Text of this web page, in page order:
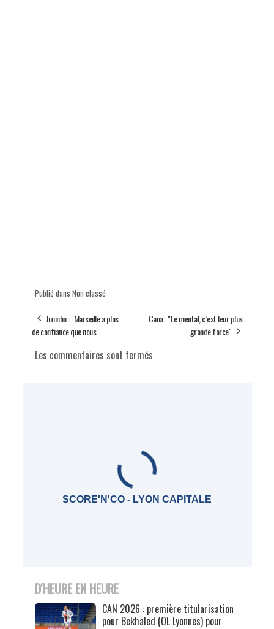
Publié dans Non classé
Juninho : "Marseille a plus
de confiance que nous"
Cana : "Le mental, c’est leur plus
grande force"
Les commentaires sont fermés
SCORE'N'CO - LYON CAPITALE
D'HEURE EN HEURE
CAN 2026 : première titularisation
pour Bekhaled (OL Lyonnes) pour